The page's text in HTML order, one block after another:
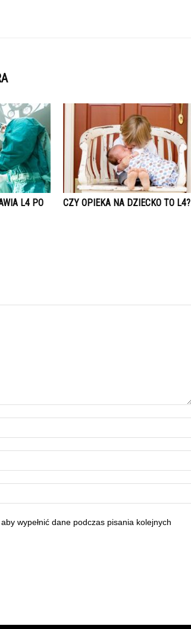
L4 PO
CZY OPIEKA NA DZIECKO TO L4?
wypełnić dane podczas pisania kolejnych